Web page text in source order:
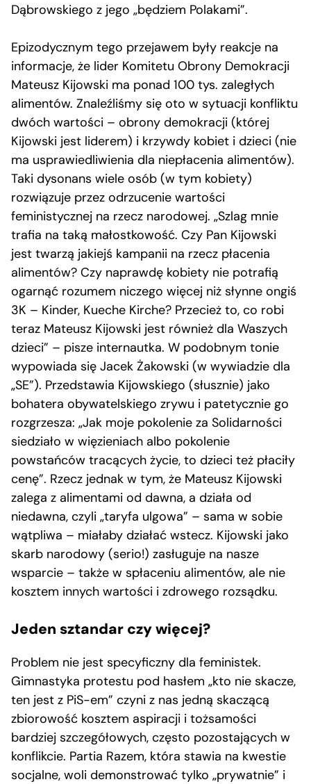
Dąbrowskiego z jego „będziem Polakami”.
Epizodycznym tego przejawem były reakcje na
informacje, że lider Komitetu Obrony Demokracji
Mateusz Kijowski ma ponad 100 tys. zaległych
alimentów. Znaleźliśmy się oto w sytuacji konfliktu
dwóch wartości – obrony demokracji (której
Kijowski jest liderem) i krzywdy kobiet i dzieci (nie
ma usprawiedliwienia dla niepłacenia alimentów).
Taki dysonans wiele osób (w tym kobiety)
rozwiązuje przez odrzucenie wartości
feministycznej na rzecz narodowej. „Szlag mnie
trafia na taką małostkowość. Czy Pan Kijowski
jest twarzą jakiejś kampanii na rzecz płacenia
alimentów? Czy naprawdę kobiety nie potrafią
ogarnąć rozumem niczego więcej niż słynne ongiś
3K – Kinder, Kueche Kirche? Przecież to, co robi
teraz Mateusz Kijowski jest również dla Waszych
dzieci” – pisze internautka. W podobnym tonie
wypowiada się Jacek Żakowski (w wywiadzie dla
„SE”). Przedstawia Kijowskiego (słusznie) jako
bohatera obywatelskiego zrywu i patetycznie go
rozgrzesza: „Jak moje pokolenie za Solidarności
siedziało w więzieniach albo pokolenie
powstańców tracących życie, to dzieci też płaciły
cenę”. Rzecz jednak w tym, że Mateusz Kijowski
zalega z alimentami od dawna, a działa od
niedawna, czyli „taryfa ulgowa” – sama w sobie
wątpliwa – miałaby działać wstecz. Kijowski jako
skarb narodowy (serio!) zasługuje na nasze
wsparcie – także w spłaceniu alimentów, ale nie
kosztem innych wartości i zdrowego rozsądku.
Jeden sztandar czy więcej?
Problem nie jest specyficzny dla feministek.
Gimnastyka protestu pod hasłem „kto nie skacze,
ten jest z PiS-em” czyni z nas jedną skaczącą
zbiorowość kosztem aspiracji i tożsamości
bardziej szczegółowych, często pozostających w
konflikcie. Partia Razem, która stawia na kwestie
socjalne, woli demonstrować tylko „prywatnie” i